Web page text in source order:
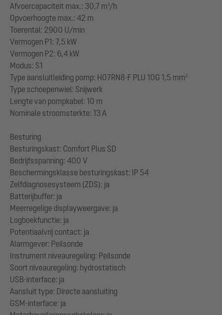
Afvoercapaciteit max.: 30,7 m³/h
Opvoerhoogte max.: 42 m
Toerental: 2900 U/min
Vermogen P1: 7,5 kW
Vermogen P2: 6,4 kW
Modus: S1
Type aansluitleiding pomp: H07RN8-F PLU 10G 1,5 mm²
Type schoepenwiel: Snijwerk
Lengte van pompkabel: 10 m
Nominale stroomsterkte: 13 A
Besturing
Besturingskast: Comfort Plus SD
Bedrijfsspanning: 400 V
Beschermingsklasse besturingskast: IP 54
Zelfdiagnosesysteem (ZDS): ja
Batterijbuffer: ja
Meerregelige displayweergave: ja
Logboekfunctie: ja
Potentiaalvrij contact: ja
Alarmgever: Peilsonde
Instrument niveauregeling: Peilsonde
Soort niveauregeling: hydrostatisch
USB-interface: ja
Aansluit type: Directe aansluiting
GSM-interface: ja